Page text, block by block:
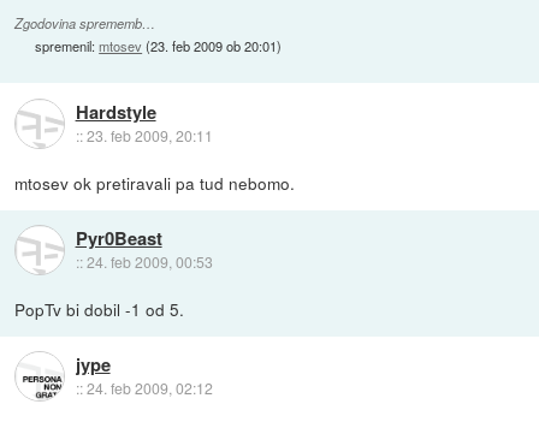
Zgodovina sprememb…
spremenil:mtosev(23. feb 2009 ob 20:01)
Hardstyle
::23. feb 2009, 20:11
mtosev ok pretiravali pa tud nebomo.
Pyr0Beast
::24. feb 2009, 00:53
PopTv bi dobil -1 od 5.
jype
::24. feb 2009, 02:12